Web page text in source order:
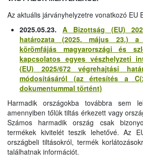
Az aktuális járványhelyzetre vonatkozó EU
2025.05.23.A Bizottság (EU)
határozata (2025. május 23.)
körömfájás magyarországi és
kapcsolatos egyes vészhelyzeti
(EU) 2025/672 végrehajtási
módosításáról (az értesítés a
dokumentummal történt)
Harmadik országokba továbbra sem
amennyiben tőlük tiltás érkezett vagy
Számos harmadik ország csak
termékek kivitelét teszik lehetővé. Az
országbeli tiltásokról, termék
találhatnak információt.